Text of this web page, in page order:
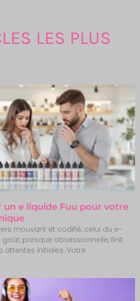
LES PLUS
un e liquide Fuu pour votre
mouvant et codifié, celui du e-
presque obsessionnelle, finit
attentes initiales. Votre